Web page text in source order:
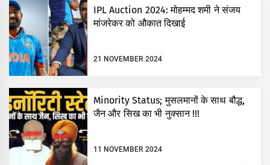
IPL Auction 2024: मोहम्मद शमी ने संजय
मांजरेकर को औकात दिखाई
21 NOVEMBER 2024
Minority Status; मुसलमानों के साथ बौद्ध,
जैन और सिख का भी नुक्सान !!!
11 NOVEMBER 2024